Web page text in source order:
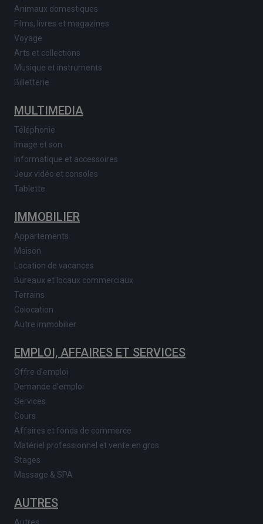
Animaux domestiques
Films, livres et magazines
Voyage
Arts et collections
Musique et instruments
Billetterie
MULTIMEDIA
Téléphonie
Image et son
Informatique et accessoires
Jeux vidéo et consoles
Tablette
IMMOBILIER
Appartements
Maison
Location de vacances
Bureaux et locaux commerciaux
Terrains
Colocation
Autre immobilier
EMPLOI, AFFAIRES ET SERVICES
Offre d'emploi
Demande d'emploi
Services
Cours
Affaires et fonds de commerce
Matériel professionnel et vente en gros
Stages
Massage & SPA
AUTRES